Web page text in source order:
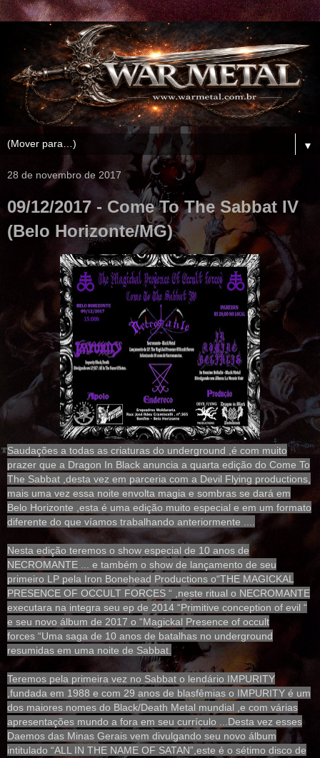
▼
28 de novembro de 2017
09/12/2017 - Come To The Sabbat IV
(Belo Horizonte/MG)
Saudações a todas as criaturas do underground ,é com muito
prazer que a Dragon In Black anuncia a quarta edição do Come To
The Sabbat ,desta vez em parceria com a Devil Flying productions,
mais uma vez essa noite envolta magia e sombras se dará em
Belo Horizonte ,esta é uma edição muito especial e em um formato
diferente do que víamos trabalhando anteriormente ....
Nesta edição teremos o show especial de 10 anos de
NECROMANTE ... e também o show de lançamento de seu
primeiro LP pela Iron Bonehead Productions o“THE MAGICKAL
PRESENCE OF OCCULT FORCES “ ,neste ritual o NECROMANTE
executara na integra seu ep de 2014 “Primitive conception of evil “
e seu novo álbum de 2017 o “Magickal Presence of occult
forces “Uma saga de 10 anos de batalhas no underground
resumidas em uma noite de Sabbat.
Teremos pela primeira vez no Sabbat o lendário IMPURITY
,fundada em 1988 e com 29 anos de blasfêmias o IMPURITY é um
dos maiores nomes do Black/Death Metal mundial ,e com várias
apresentações mundo a fora em seu currículo ...Desta vez esses
Daemos das Minas Gerais vem divulgando seu novo álbum
intitulado “ALL IN THE NAME OF SATAN”,este é o sétimo disco de